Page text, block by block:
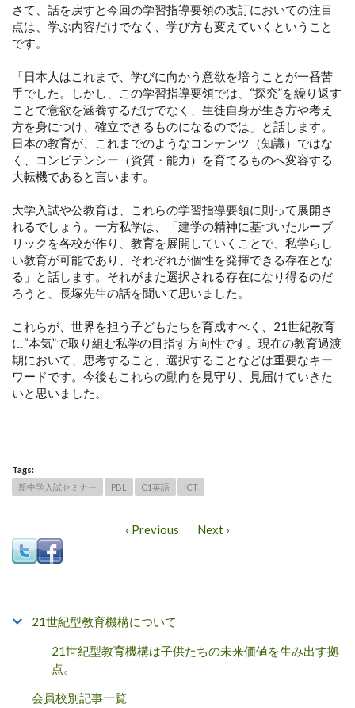
さて、話を戻すと今回の学習指導要領の改訂においての注目
点は、学ぶ内容だけでなく、学び方も変えていくということ
です。
「日本人はこれまで、学びに向かう意欲を培うことが一番苦
手でした。しかし、この学習指導要領では、“探究”を繰り返す
ことで意欲を涵養するだけでなく、生徒自身が生き方や考え
方を身につけ、確立できるものになるのでは」と話します。
日本の教育が、これまでのようなコンテンツ（知識）ではな
く、コンピテンシー（資質・能力）を育てるものへ変容する
大転機であると言います。
大学入試や公教育は、これらの学習指導要領に則って展開さ
れるでしょう。一方私学は、「建学の精神に基づいたルーブ
リックを各校が作り、教育を展開していくことで、私学らし
い教育が可能であり、それぞれが個性を発揮できる存在とな
る」と話します。それがまた選択される存在になり得るのだ
ろうと、長塚先生の話を聞いて思いました。
これらが、世界を担う子どもたちを育成すべく、21世紀教育
に“本気”で取り組む私学の目指す方向性です。現在の教育過渡
期において、思考すること、選択することなどは重要なキー
ワードです。今後もこれらの動向を見守り、見届けていきた
いと思いました。
Tags:
新中学入試セミナー
PBL C1英語 ICT
‹ Previous Next ›
21世紀型教育機構について
21世紀型教育機構は子供たちの未来価値を生み出す拠
点。
会員校別記事一覧